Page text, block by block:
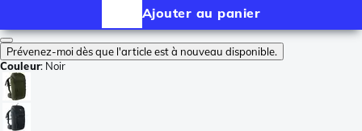
Ajouter au panier
Prévenez-moi dès que l'article est à nouveau disponible.
Couleur: Noir